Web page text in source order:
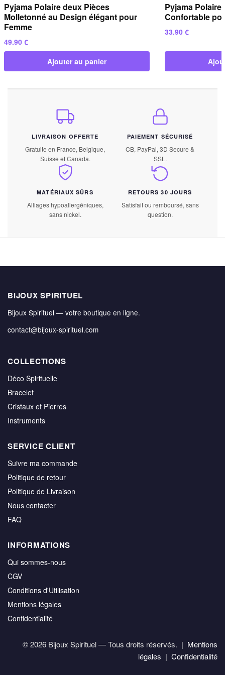
Pyjama Polaire deux Pièces
Molletonné au Design élégant pour
Femme
49.90 €
Ajouter au panier
Pyjama
Confortable
33.90 €
LIVRAISON OFFERTE
Gratuite en France, Belgique,
Suisse et Canada.
PAIEMENT SÉCURISÉ
CB, PayPal, 3D Secure &
SSL.
MATÉRIAUX SÛRS
Alliages hypoallergéniques,
sans nickel.
RETOURS 30 JOURS
Satisfait ou remboursé, sans
question.
BIJOUX SPIRITUEL
Bijoux Spirituel — votre boutique en ligne.
contact@bijoux-spirituel.com
COLLECTIONS
Déco Spirituelle
Bracelet
Cristaux et Pierres
Instruments
SERVICE CLIENT
Suivre ma commande
Politique de retour
Politique de Livraison
Nous contacter
FAQ
INFORMATIONS
Qui sommes-nous
CGV
Conditions d'Utilisation
Mentions légales
Confidentialité
© 2026 Bijoux Spirituel — Tous droits réservés. | Mentions
légales | Confidentialité